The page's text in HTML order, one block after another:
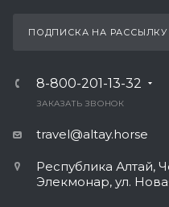
ПОДПИСКА НА РАССЫЛКУ
8-800-201-13-32
ЗАКАЗАТЬ ЗВОНОК
travel@altay.horse
Республика Алтай,
Элекмонар, ул.